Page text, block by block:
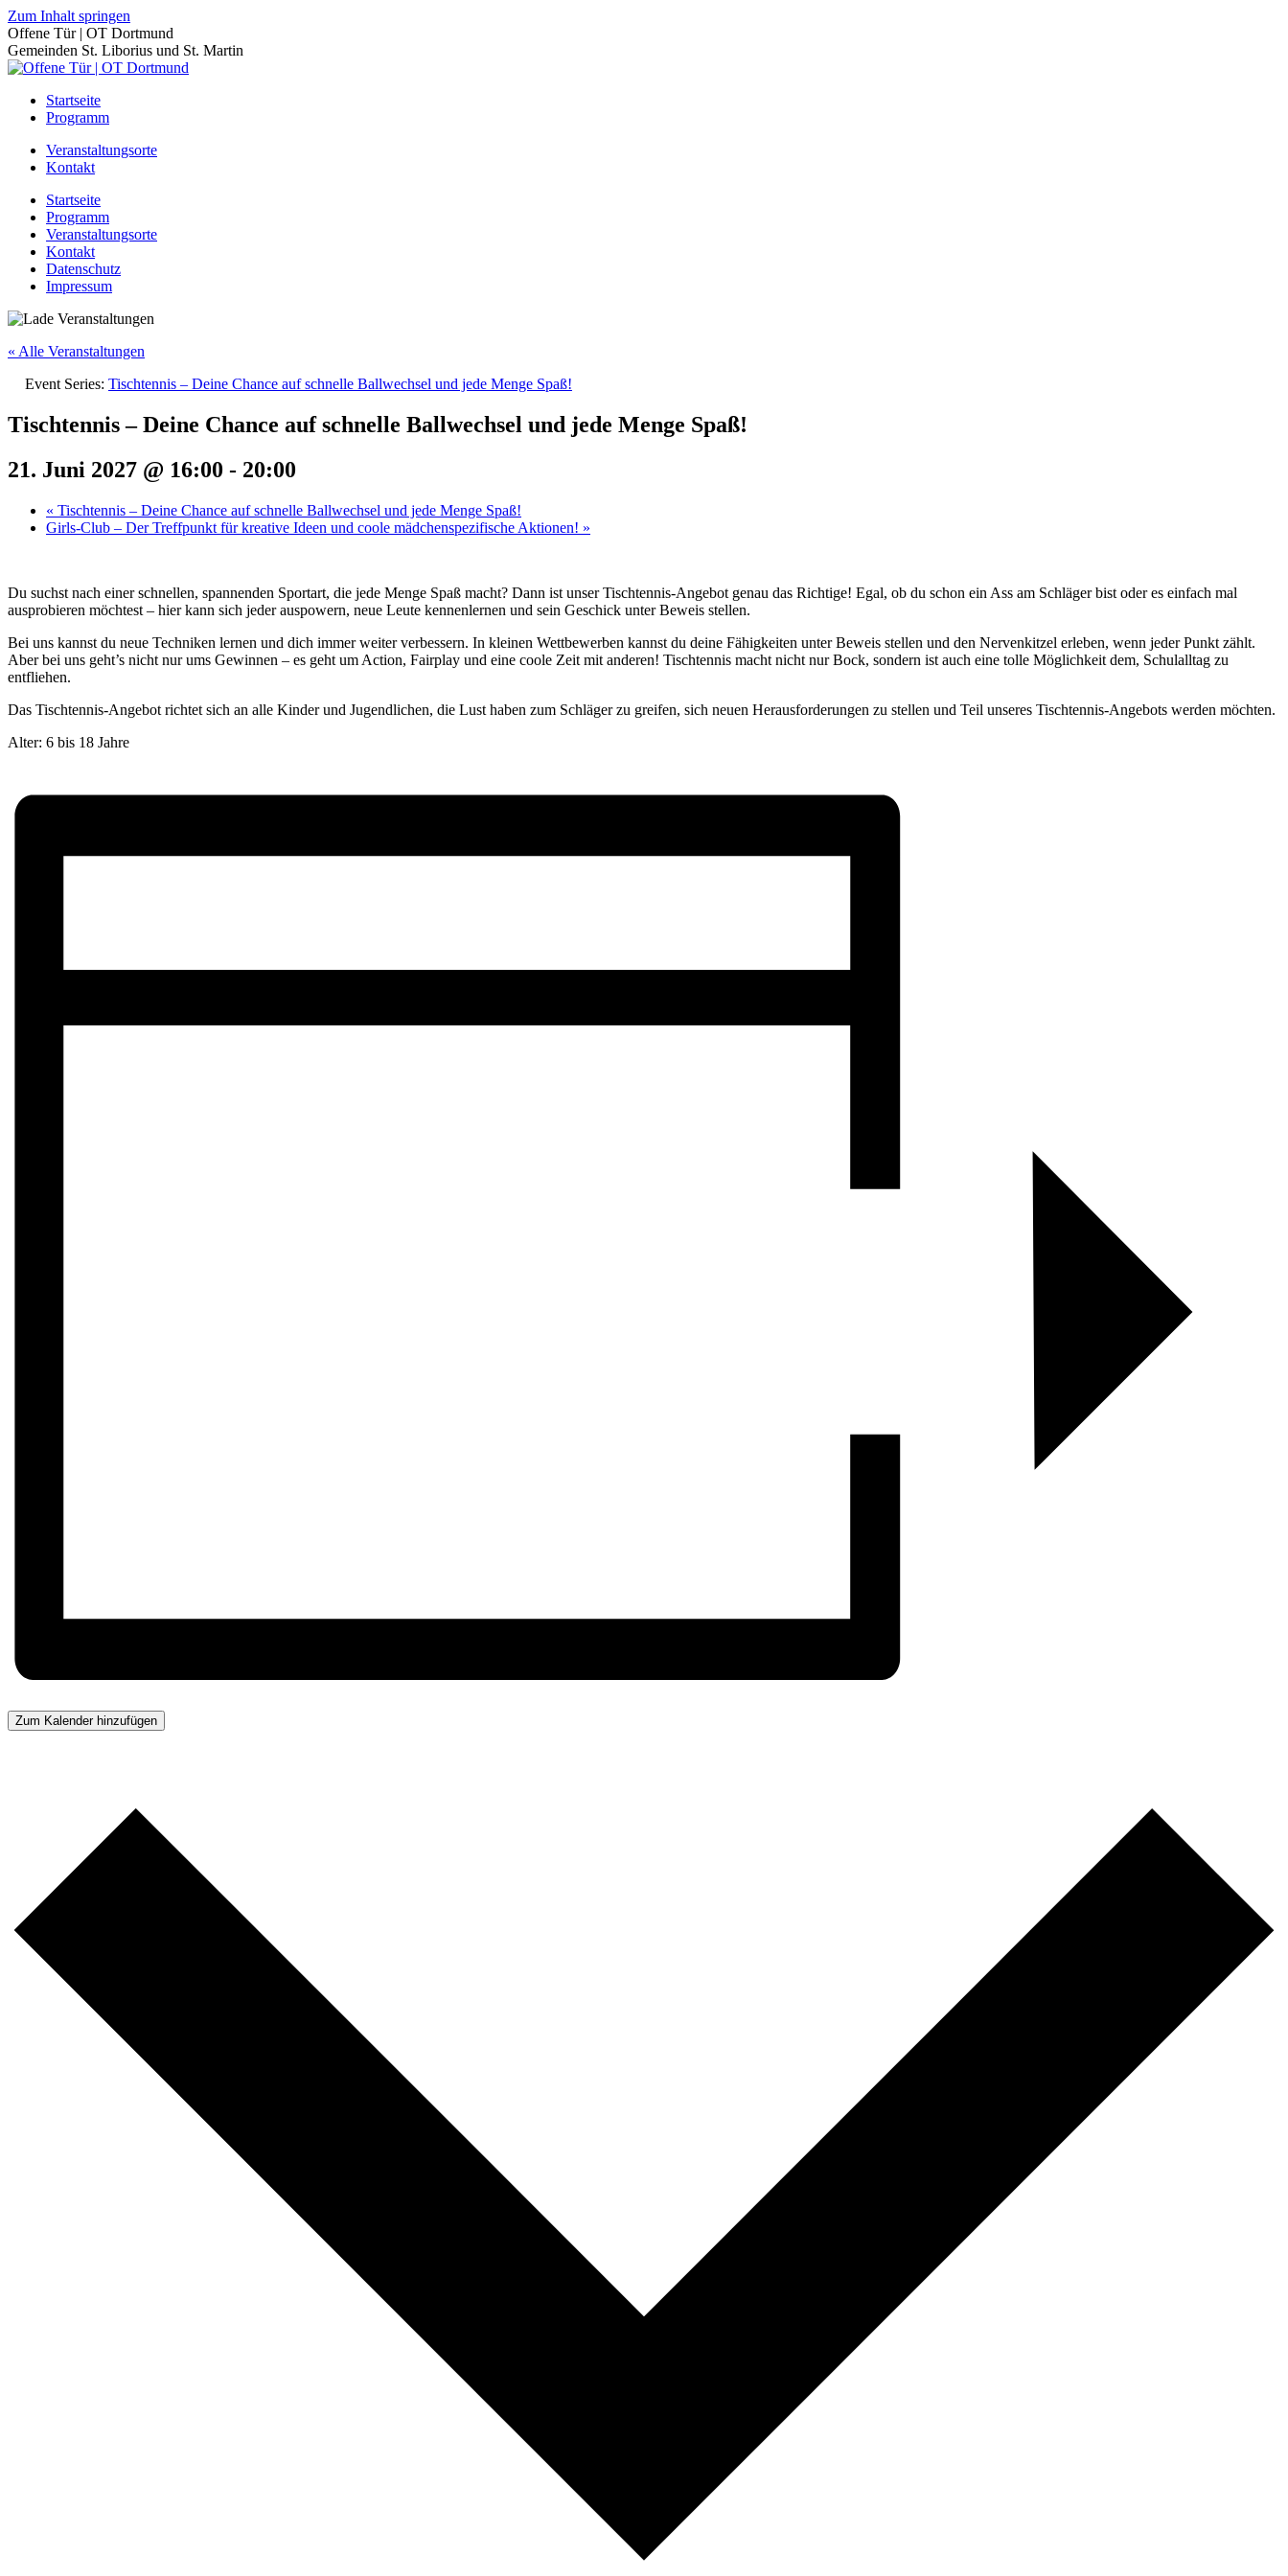
Zum Inhalt springen
Offene Tür | OT Dortmund
Gemeinden St. Liborius und St. Martin
Startseite
Programm
Veranstaltungsorte
Kontakt
Startseite
Programm
Veranstaltungsorte
Kontakt
Datenschutz
Impressum
« Alle Veranstaltungen
Event Series: Tischtennis – Deine Chance auf schnelle Ballwechsel und jede Menge Spaß!
Tischtennis – Deine Chance auf schnelle Ballwechsel und jede Menge Spaß!
21. Juni 2027 @ 16:00 - 20:00
« Tischtennis – Deine Chance auf schnelle Ballwechsel und jede Menge Spaß!
Girls-Club – Der Treffpunkt für kreative Ideen und coole mädchenspezifische Aktionen! »
Du suchst nach einer schnellen, spannenden Sportart, die jede Menge Spaß macht? Dann ist unser Tischtennis-Angebot genau das Richtige! Egal, ob du schon ein Ass am Schläger bist oder es einfach mal
ausprobieren möchtest – hier kann sich jeder auspowern, neue Leute kennenlernen und sein Geschick unter Beweis stellen.
Bei uns kannst du neue Techniken lernen und dich immer weiter verbessern. In kleinen Wettbewerben kannst du deine Fähigkeiten unter Beweis stellen und den Nervenkitzel erleben, wenn jeder Punkt zählt.
Aber bei uns geht’s nicht nur ums Gewinnen – es geht um Action, Fairplay und eine coole Zeit mit anderen! Tischtennis macht nicht nur Bock, sondern ist auch eine tolle Möglichkeit dem, Schulalltag zu
entfliehen.
Das Tischtennis-Angebot richtet sich an alle Kinder und Jugendlichen, die Lust haben zum Schläger zu greifen, sich neuen Herausforderungen zu stellen und Teil unseres Tischtennis-Angebots werden möchten.
Alter: 6 bis 18 Jahre
Zum Kalender hinzufügen